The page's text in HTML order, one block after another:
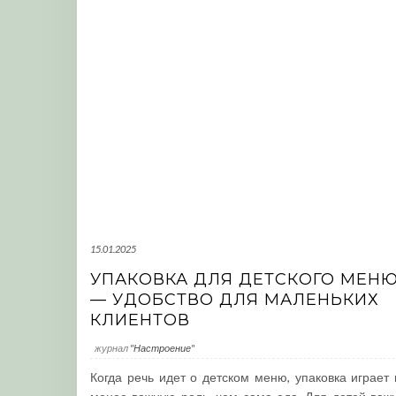
15.01.2025
УПАКОВКА ДЛЯ ДЕТСКОГО
— УДОБСТВО ДЛЯ МАЛЕНЬКИХ
КЛИЕНТОВ
журнал "Настроение"
Когда речь идет о детском меню, упаковка играет